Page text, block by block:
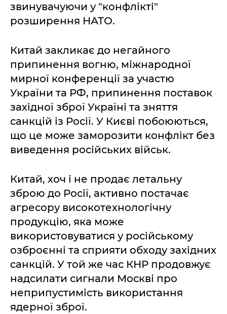
звинувачуючи у "конфлікті"
розширення НАТО.
Китай закликає до негайного
припинення вогню, міжнародної
мирної конференції за участю
України та РФ, припинення поставок
західної зброї Україні та зняття
санкцій із Росії. У Києві побоюються,
що це може заморозити конфлікт без
виведення російських військ.
Китай, хоч і не продає летальну
зброю до Росії, активно постачає
агресору високотехнологічну
продукцію, яка може
використовуватися у російському
озброєнні та сприяти обходу західних
санкцій. У той же час КНР продовжує
надсилати сигнали Москві про
неприпустимість використання
ядерної зброї.